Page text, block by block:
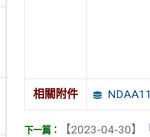
相關附件
【2023-04-30】